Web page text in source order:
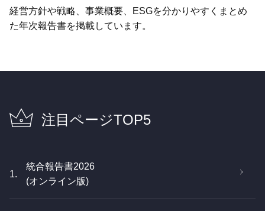
経営方針や戦略、事業概要、ESGを分かりやすくまとめ
た年次報告書を掲載しています。
注目ページTOP5
1.
統合報告書2026
(オンライン版)